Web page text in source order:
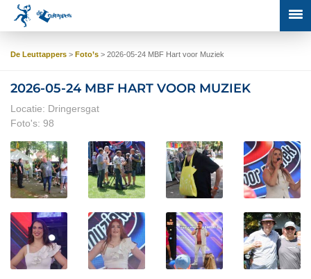
De Leuttappers > Foto’s > 2026-05-24 MBF Hart voor Muziek
2026-05-24 MBF HART VOOR MUZIEK
Locatie: Dringersgat
Foto's: 98